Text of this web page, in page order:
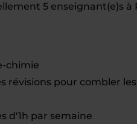
5 enseignant(e)s
chimie
révisions pour combler
d'1h par semaine